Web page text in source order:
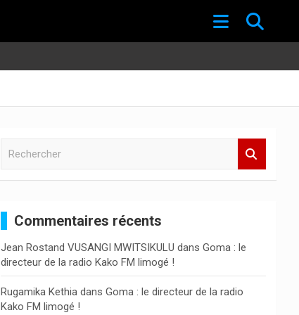
c
h
e
r
Commentaires récents
Jean Rostand VUSANGI MWITSIKULU dansGoma : le
directeur de la radio Kako FM limogé !
Rugamika Kethia dansGoma : le directeur de la radio
Kako FM limogé !